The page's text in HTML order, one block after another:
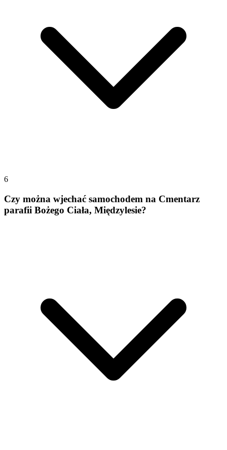
6
Czy można wjechać samochodem na Cmentarz
parafii Bożego Ciała, Międzylesie?